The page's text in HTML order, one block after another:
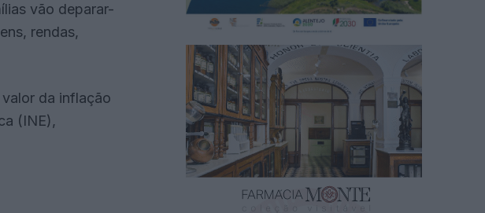
vão deparar-
rendas,
da inflação
(INE),